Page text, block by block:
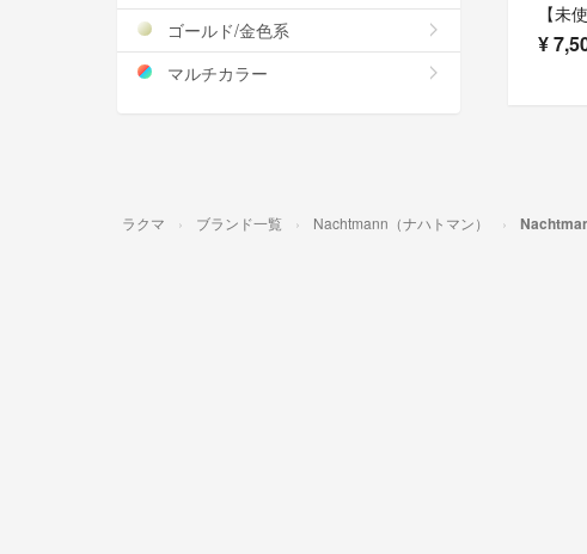
¥
ゴールド/金色系
マルチカラー
ラクマ ブランド一覧 Nachtmann（ナハトマン）